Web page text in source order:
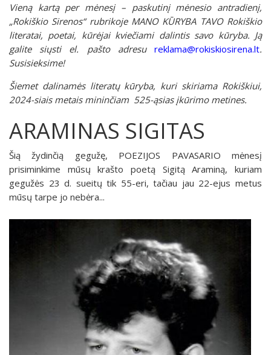
Vieną kartą per mėnesį – paskutinį mėnesio antradienį,
„Rokiškio Sirenos“ rubrikoje MANO KŪRYBA TAVO Rokiškio
literatai, poetai, kūrėjai kviečiami dalintis savo kūryba. Ją
galite siųsti el. pašto adresu reklama@rokiskiosirena.lt.
Susisieksime!
Šiemet dalinamės literatų kūryba, kuri skiriama Rokiškiui,
2024-siais metais mininčiam 525-ąsias įkūrimo metines.
ARAMINAS SIGITAS
Šią žydinčią gegužę, POEZIJOS PAVASARIO mėnesį
prisiminkime mūsų krašto poetą Sigitą Araminą, kuriam
gegužės 23 d. sueitų tik 55-eri, tačiau jau 22-ejus metus
mūsų tarpe jo nebėra...